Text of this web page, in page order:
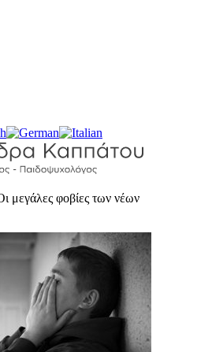
Ψυχολόγος –
μεγάλες φοβίες των νέων